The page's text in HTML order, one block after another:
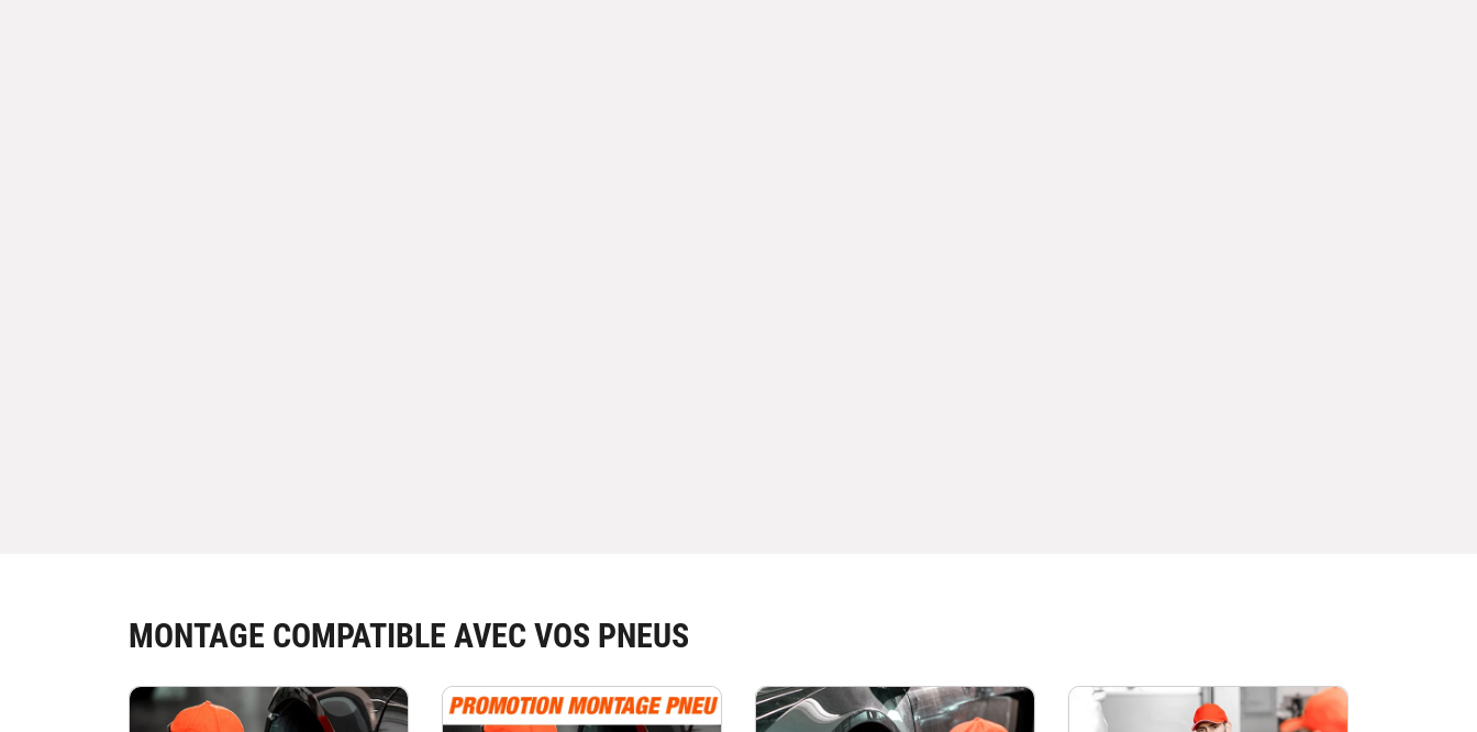
MONTAGE COMPATIBLE AVEC VOS PNEUS